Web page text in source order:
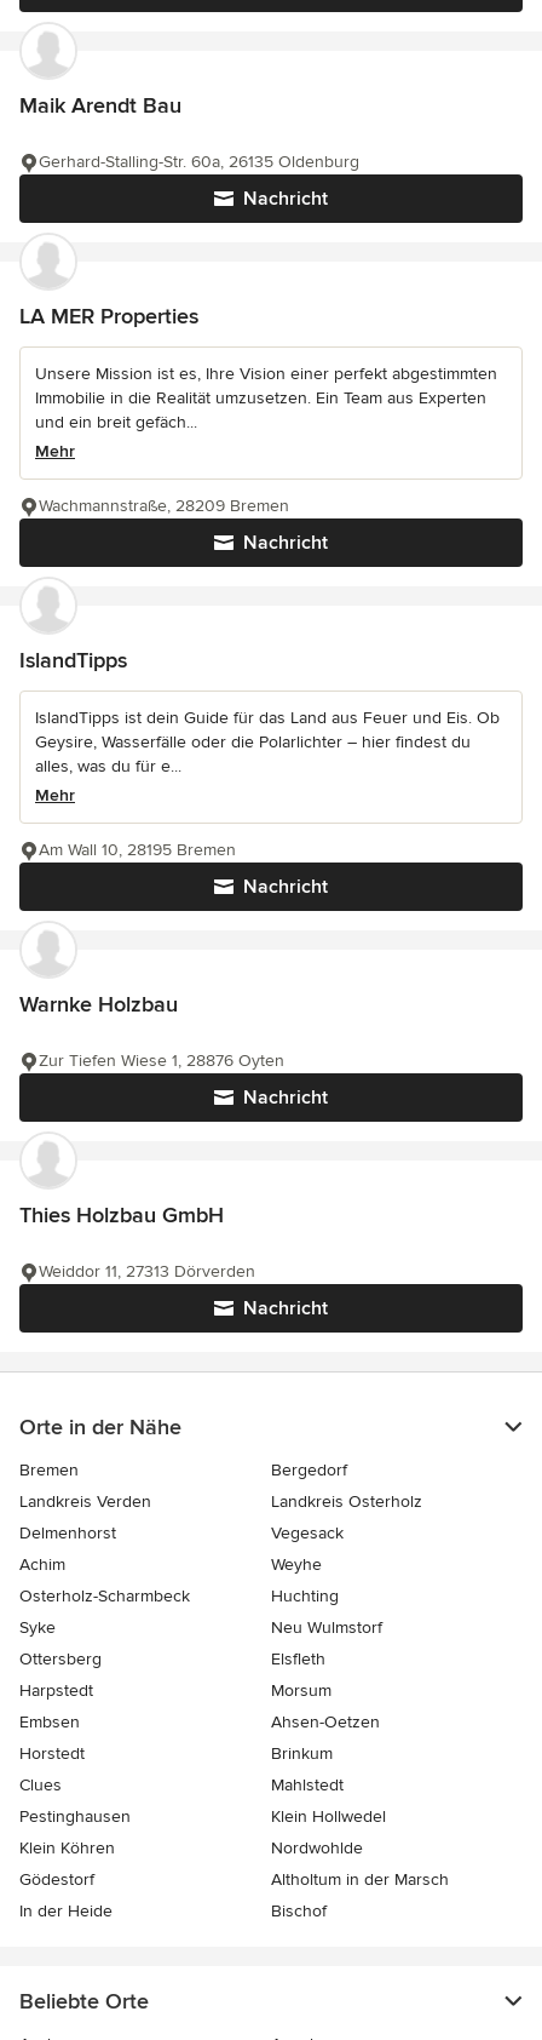
Maik Arendt Bau
Nachricht
Gerhard-Stalling-Str. 60a, 26135 Oldenburg
LA MER Properties
Unsere Mission ist es, Ihre Vision einer perfekt abgestimmten
Immobilie in die Realität umzusetzen. Ein Team aus Experten
und ein breit gefäch...
Mehr
Nachricht
Wachmannstraße, 28209 Bremen
IslandTipps
IslandTipps ist dein Guide für das Land aus Feuer und Eis. Ob
Geysire, Wasserfälle oder die Polarlichter – hier findest du
alles, was du für e...
Mehr
Nachricht
Am Wall 10, 28195 Bremen
Warnke Holzbau
Nachricht
Zur Tiefen Wiese 1, 28876 Oyten
Thies Holzbau GmbH
Nachricht
Weiddor 11, 27313 Dörverden
Orte in der Nähe
Bremen
Bergedorf
Landkreis Verden
Landkreis Osterholz
Delmenhorst
Vegesack
Achim
Weyhe
Osterholz-Scharmbeck
Huchting
Syke
Neu Wulmstorf
Ottersberg
Elsfleth
Harpstedt
Morsum
Embsen
Ahsen-Oetzen
Horstedt
Brinkum
Clues
Mahlstedt
Pestinghausen
Klein Hollwedel
Klein Köhren
Nordwohlde
Gödestorf
Altholtum in der Marsch
In der Heide
Bischof
Beliebte Orte